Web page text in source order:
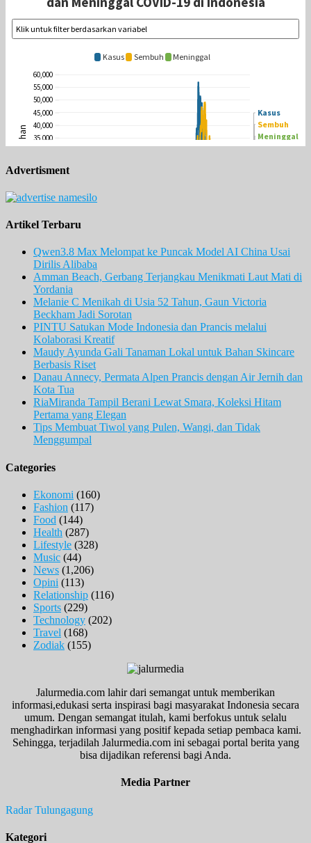
Advertisment
Artikel Terbaru
Qwen3.8 Max Melompat ke Puncak Model AI China Usai
Dirilis Alibaba
Amman Beach, Gerbang Terjangkau Menikmati Laut Mati di
Yordania
Melanie C Menikah di Usia 52 Tahun, Gaun Victoria
Beckham Jadi Sorotan
PINTU Satukan Mode Indonesia dan Prancis melalui
Kolaborasi Kreatif
Maudy Ayunda Gali Tanaman Lokal untuk Bahan Skincare
Berbasis Riset
Danau Annecy, Permata Alpen Prancis dengan Air Jernih dan
Kota Tua
RiaMiranda Tampil Berani Lewat Smara, Koleksi Hitam
Pertama yang Elegan
Tips Membuat Tiwol yang Pulen, Wangi, dan Tidak
Menggumpal
Categories
Ekonomi (160)
Fashion (117)
Food (144)
Health (287)
Lifestyle (328)
Music (44)
News (1,206)
Opini (113)
Relationship (116)
Sports (229)
Technology (202)
Travel (168)
Zodiak (155)
Jalurmedia.com lahir dari semangat untuk memberikan
informasi,edukasi serta inspirasi bagi masyarakat Indonesia secara
umum. Dengan semangat itulah, kami berfokus untuk selalu
menghadirkan informasi yang positif kepada setiap pembaca kami.
Sehingga, terjadilah Jalurmedia.com ini sebagai portal berita yang
bisa dijadikan referensi bagi Anda.
Media Partner
Radar Tulungagung
Kategori